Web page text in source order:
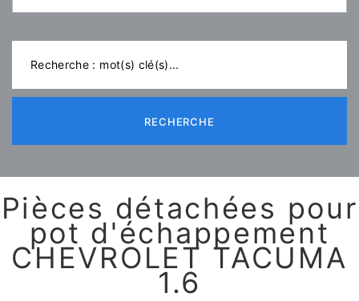
RECHERCHE
Pièces détachées pour
pot d'échappement
CHEVROLET TACUMA
1.6